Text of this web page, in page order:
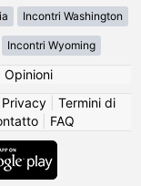
Incontri Washington
Incontri Wyoming
Opinioni
Privacy| Termini di
| FAQ